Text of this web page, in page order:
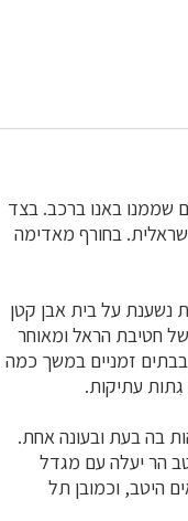
החניה נצעד כ-150 מ' למקום שממנו באנו ברכב. בצד
בחורף מאדימה
נשענת על בית אבן קטן
חטיבת הראל ומאוחר
בבתים זמניים במשך כמה
עתיקות.
עבים. משיקולים של בטיחות, רשאים רק 25 איש לשהות בה בעת ובעונה אחת.
הר יעלה עם מגדל
היטב, וכמובן תל